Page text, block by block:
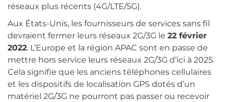
réseaux plus récents (4G/LTE/5G).
Aux États-Unis, les fournisseurs de services sans fil
devraient fermer leurs réseaux 2G/3G le 22 février
2022. L’Europe et la région APAC sont en passe de
mettre hors service leurs réseaux 2G/3G d’ici à 2025.
Cela signifie que les anciens téléphones cellulaires
et les dispositifs de localisation GPS dotés d’un
matériel 2G/3G ne pourront pas passer ou recevoir